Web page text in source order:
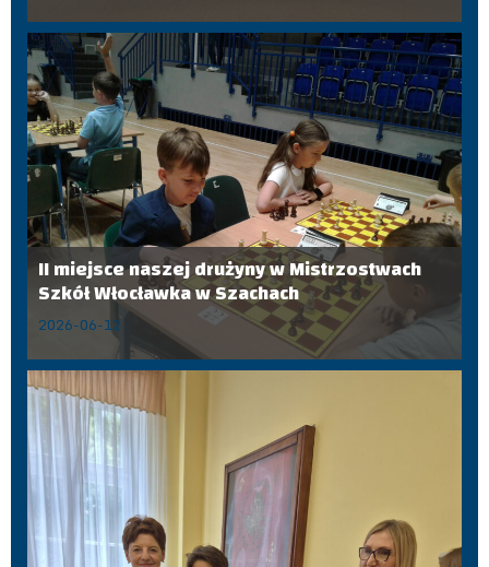
II miejsce naszej drużyny w Mistrzostwach
Szkół Włocławka w Szachach
2026-06-12